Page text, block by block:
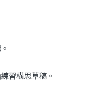
習構思草稿。